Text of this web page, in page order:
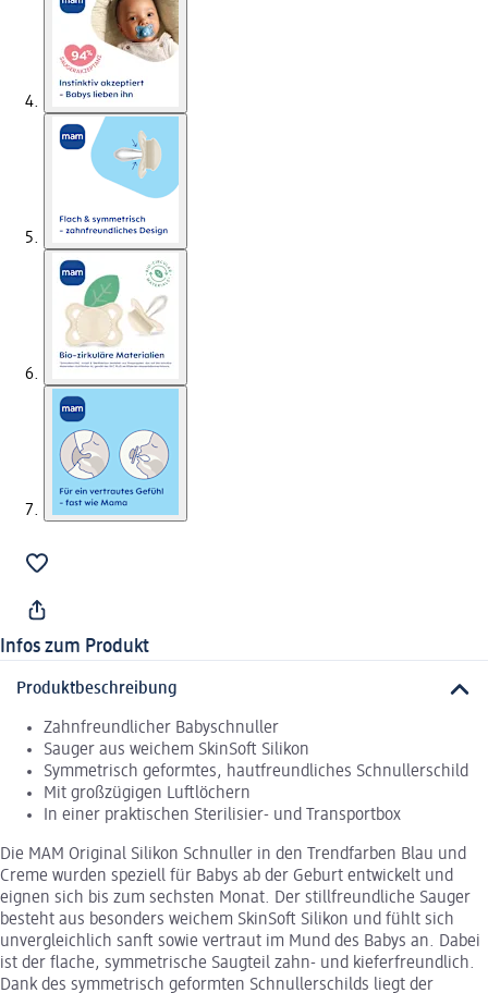
Infos zum Produkt
Produktbeschreibung
Zahnfreundlicher Babyschnuller
Sauger aus weichem SkinSoft Silikon
Symmetrisch geformtes, hautfreundliches Schnullerschild
Mit großzügigen Luftlöchern
In einer praktischen Sterilisier- und Transportbox
Die MAM Original Silikon Schnuller in den Trendfarben Blau und
Creme wurden speziell für Babys ab der Geburt entwickelt und
eignen sich bis zum sechsten Monat. Der stillfreundliche Sauger
besteht aus besonders weichem SkinSoft Silikon und fühlt sich
unvergleichlich sanft sowie vertraut im Mund des Babys an. Dabei
ist der flache, symmetrische Saugteil zahn- und kieferfreundlich.
Dank des symmetrisch geformten Schnullerschilds liegt der